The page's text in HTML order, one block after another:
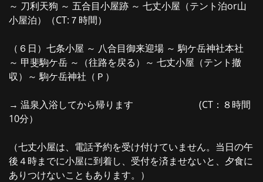
～ 刀利天狗 ～ 五合目小屋跡 ～ 七丈小屋（テント泊or山
小屋泊）（CT:７時間）
（６日）七条小屋 ～ 八合目御来迎場 ～ 駒ケ岳神社本社
～ 甲斐駒ケ岳 ～（往路を戻る）～ 七丈小屋（テント撤
収）～ 駒ケ岳神社（Ｐ）
→ 温泉入浴してから帰ります (CT：８時間
10分）
（七丈小屋は、電話予約を受け付けていません。当日の午
後４時までに小屋に到着し、受付を済ませないと、夕食に
ありつけないこともあります。）